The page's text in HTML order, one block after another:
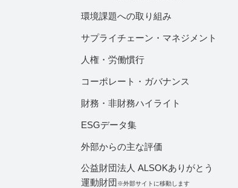
環境課題への取り組み
サプライチェーン・マネジメント
人権・労働慣行
コーポレート・ガバナンス
財務・非財務ハイライト
ESGデータ集
外部からの主な評価
公益財団法人 ALSOKありがとう
運動財団※外部サイトに移動します